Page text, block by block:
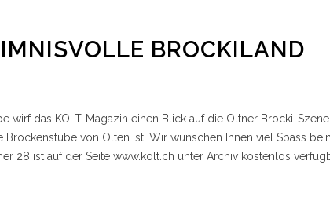
BROCKILAND
wirf das KOLT-Magazin einen Blick auf die Oltner Brocki-
von Olten ist. Wir wünschen Ihnen viel Spass
28 ist auf der Seite www.kolt.ch unter Archiv kostenlos